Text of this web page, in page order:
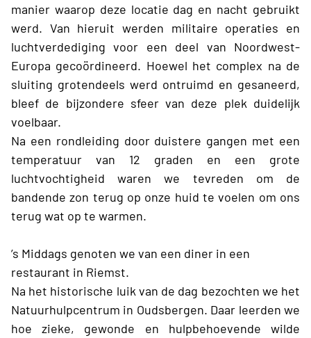
manier waarop deze locatie dag en nacht gebruikt
werd. Van hieruit werden militaire operaties en
luchtverdediging voor een deel van Noordwest-
Europa gecoördineerd. Hoewel het complex na de
sluiting grotendeels werd ontruimd en gesaneerd,
bleef de bijzondere sfeer van deze plek duidelijk
voelbaar.
Na een rondleiding door duistere gangen met een
temperatuur van 12 graden en een grote
luchtvochtigheid waren we tevreden om de
bandende zon terug op onze huid te voelen om ons
terug wat op te warmen.
’s Middags genoten we van een diner in een
restaurant in Riemst.
Na het historische luik van de dag bezochten we het
Natuurhulpcentrum in Oudsbergen. Daar leerden we
hoe zieke, gewonde en hulpbehoevende wilde